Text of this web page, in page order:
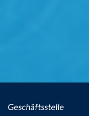
Geschäftsstelle